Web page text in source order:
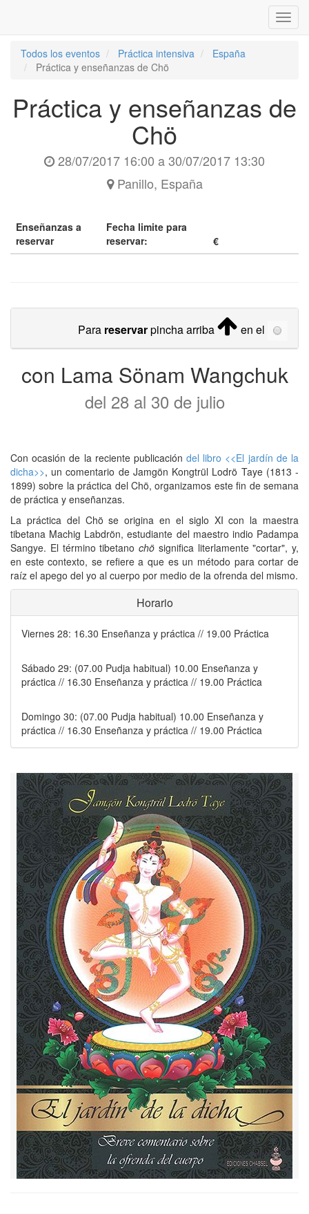
Todos los eventos
Práctica intensiva
España
Práctica y enseñanzas de Chö
Práctica y enseñanzas de
Chö
28/07/2017 16:00 a30/07/2017 13:30
Panillo, España
Enseñanzas a
reservar
Fecha limite para
reservar:
€
Para reservarpincha arriba en el
con Lama Sönam Wangchuk
del 28 al 30 de julio
Con ocasión de la reciente publicacióndel libro <<El jardín de la
dicha>>, un comentario de Jamgön Kongtrül Lodrö Taye (1813 -
1899) sobre la práctica del Chö, organizamos este fin de semana
de práctica y enseñanzas.
La práctica del Chö se origina en el siglo XI con la maestra
tibetana Machig Labdrön, estudiante del maestro indio Padampa
Sangye. El término tibetano chö significa literlamente "cortar", y,
en este contexto, se refiere a que es un método para cortar de
raíz el apego del yo al cuerpo por medio de la ofrenda del mismo.
Horario
Viernes 28: 16.30 Enseñanza y práctica // 19.00 Práctica
Sábado 29: (07.00 Pudja habitual) 10.00 Enseñanza y
práctica // 16.30 Enseñanza y práctica // 19.00 Práctica
Domingo 30: (07.00 Pudja habitual) 10.00 Enseñanza y
práctica // 16.30 Enseñanza y práctica // 19.00 Práctica